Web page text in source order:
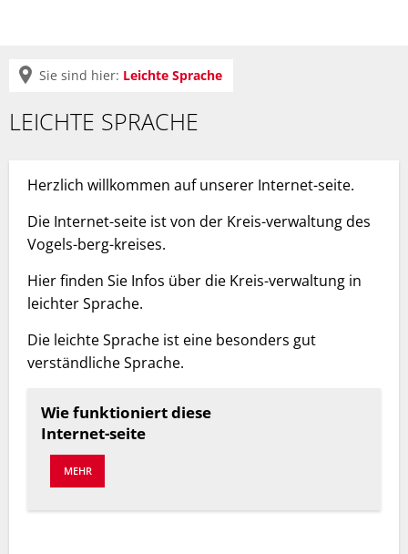
Sie sind hier: Leichte Sprache
Leichte
LEICHTE SPRACHE
Herzlich willkommen auf unserer Internet-seite.
Die Internet-seite ist von der Kreis-verwaltung des
Vogels-berg-kreises.
Hier finden Sie Infos über die Kreis-verwaltung in
leichter Sprache.
Die leichte Sprache ist eine besonders gut
verständliche Sprache.
Wie funktioniert diese
Internet-seite
MEHR